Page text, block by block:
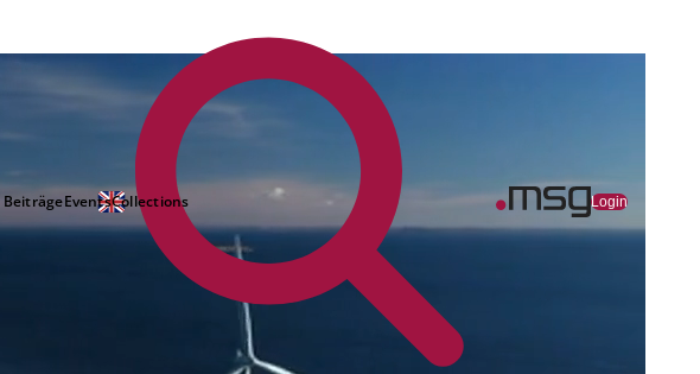
BeiträgeEventsCollections Login